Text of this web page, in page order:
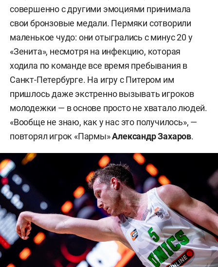
совершенно с другими эмоциями принимала
свои бронзовые медали. Пермяки сотворили
маленькое чудо: они отыгрались с минус 20 у
«Зенита», несмотря на инфекцию, которая
ходила по команде все время пребывания в
Санкт-Петербурге. На игру с Питером им
пришлось даже экстренно вызывать игроков
молодежки — в основе просто не хватало людей.
«Вообще не знаю, как у нас это получилось», —
повторял игрок «Пармы»Александр Захаров.